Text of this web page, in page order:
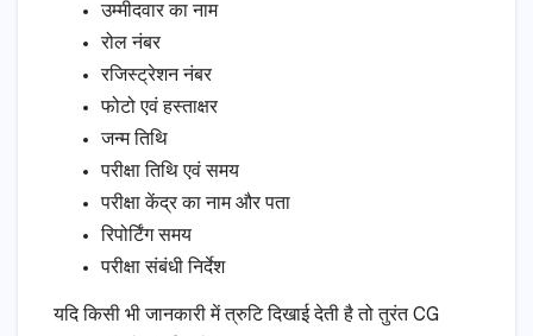
उम्मीदवार का नाम
रोल नंबर
रजिस्ट्रेशन नंबर
फोटो एवं हस्ताक्षर
जन्म तिथि
परीक्षा तिथि एवं समय
परीक्षा केंद्र का नाम और पता
रिपोर्टिंग समय
परीक्षा संबंधी निर्देश
यदि किसी भी जानकारी में त्रुटि दिखाई देती है तो तुरंत CG